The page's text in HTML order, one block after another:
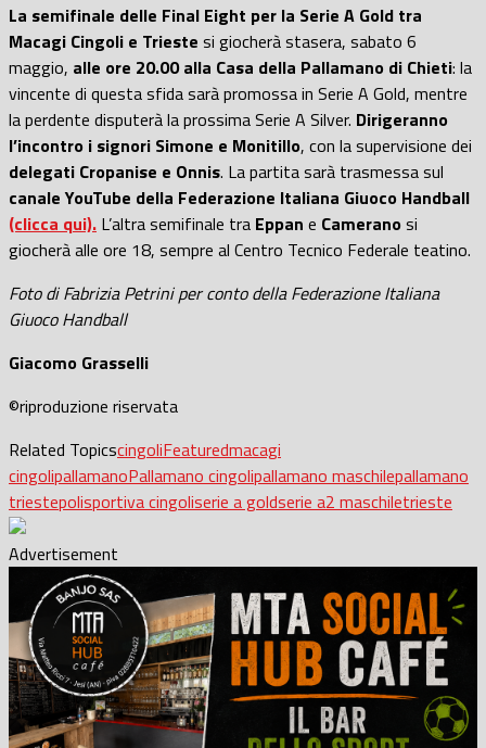
La semifinale delle Final Eight per la Serie A Gold tra
Macagi Cingoli e Trieste si giocherà stasera, sabato 6
maggio, alle ore 20.00 alla Casa della Pallamano di Chieti: la
vincente di questa sfida sarà promossa in Serie A Gold, mentre
la perdente disputerà la prossima Serie A Silver. Dirigeranno
l’incontro i signori Simone e Monitillo, con la supervisione dei
delegati Cropanise e Onnis. La partita sarà trasmessa sul
canale YouTube della Federazione Italiana Giuoco Handball
(clicca qui). L’altra semifinale tra Eppan e Cameranosi
giocherà alle ore 18, sempre al Centro Tecnico Federale teatino.
Foto di Fabrizia Petrini per conto della Federazione Italiana
Giuoco Handball
Giacomo Grasselli
©riproduzione riservata
Related TopicscingoliFeaturedmacagi
cingolipallamanoPallamano cingolipallamano maschilepallamano
triestepolisportiva cingoliserie a goldserie a2 maschiletrieste
Advertisement